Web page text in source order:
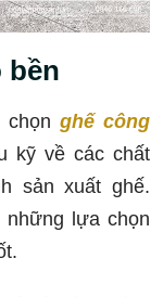
bền
ghế công
kỹ về các chất
sản xuất ghế.
những lựa chọn